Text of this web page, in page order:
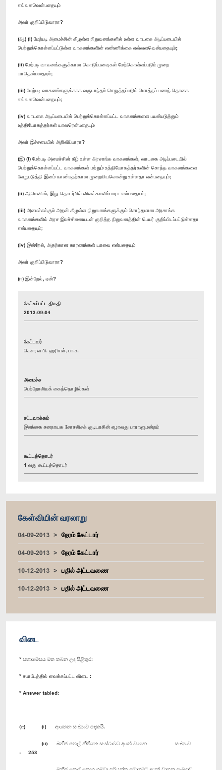
எவ்வளவென்பதையும்
அவர் குறிப்பிடுவாரா?
(ஆ) (i) மேற்படி அமைச்சின் கீழுள்ள நிறுவனங்களில் உள்ள வாடகை அடிப்படையில்
பெற்றுக்கொள்ளப்பட்டுள்ள வாகனங்களின் எண்ணிக்கை எவ்வளவென்பதையும்;
(ii) மேற்படி வாகனங்களுக்கான கொடுப்பனவுகள் மேற்கொள்ளப்படும் முறை
யாதென்பதையும்;
(iii) மேற்படி வாகனங்களுக்காக வருடாந்தம் செலுத்தப்படும் மொத்தப் பணத் தொகை
எவ்வளவென்பதையும்;
(iv) வாடகை அடிப்படையில் பெற்றுக்கொள்ளப்பட்ட வாகனங்களை பயன்படுத்தும்
உத்தியோகத்தர்கள் யாவரென்பதையும்
அவர் இச்சபையில் அறிவிப்பாரா?
(இ) (i) மேற்படி அமைச்சின் கீழ் உள்ள அரசாங்க வாகனங்கள், வாடகை அடிப்படையில்
பெற்றுக்கொள்ளப்பட்ட வாகனங்கள் மற்றும் உத்தியோகத்தர்களின் சொந்த வாகனங்களை
வேறுபடுத்தி இனம் காண்பதற்கான முறையியலொன்று உள்ளதா என்பதையும்;
(ii) ஆமெனின், இது தொடர்பில் விளக்கமளிப்பாரா என்பதையும்;
(iii) அமைச்சுக்கும் அதன் கீழுள்ள நிறுவனங்களுக்கும் சொந்தமான அரசாங்க
வாகனங்களில் அரச இலச்சினையுடன் குறித்த நிறுவனத்தின் பெயர் குறிப்பிடப்பட்டுள்ளதா
என்பதையும்;
(iv) இன்றேல், அதற்கான காரணங்கள் யாவை என்பதையும்
அவர் குறிப்பிடுவாரா?
(ஈ) இன்றேல், ஏன்?
கேட்கப்பட்ட திகதி
2013-09-04
கேட்டவர்
கௌரவ பி. ஹரிசன், பா.உ.
அமைச்சு
பெற்றோலியக் கைத்தொழில்கள்
சட்டவாக்கம்
இலங்கை சனநாயக சோசலிசக் குடியரசின் ஏழாவது பாராளுமன்றம்
கூட்டத்தொடர்
1 வது கூட்டத்தொடர்
கேள்வியின் வரலாறு
04-09-2013
நேரம் கேட்டார்
04-09-2013
நேரம் கேட்டார்
10-12-2013
பதில் அட்டவணை
10-12-2013
பதில் அட்டவணை
விடை
* සභාමේසය මත තබන ලද පිළිතුර:
* சபாபீடத்தில் வைக்கப்பட்ட விடை :
* Answer tabled:
(අ) (i) ආයතන සංඛ්‍යාව දෙකයි.
(ii) ඛනිජ තෙල් නීතිගත සංස්ථාවට අයත් වාහන සංඛ්‍යාව
- 253